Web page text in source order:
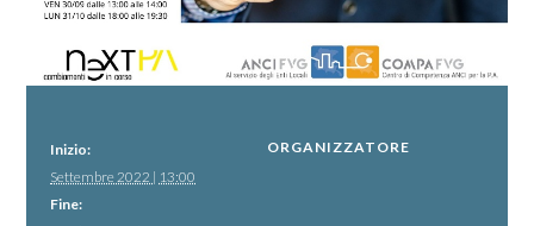
Inizio:
Settembre 2022 | 13:00
Fine:
ORGANIZZATORE